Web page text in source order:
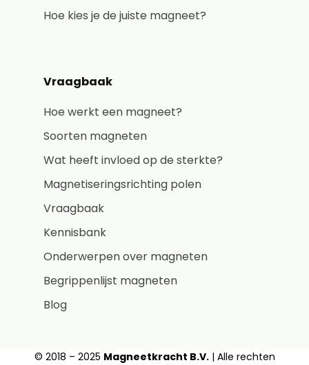
Hoe kies je de juiste magneet?
Vraagbaak
Hoe werkt een magneet?
Soorten magneten
Wat heeft invloed op de sterkte?
Magnetiseringsrichting polen
Vraagbaak
Kennisbank
Onderwerpen over magneten
Begrippenlijst magneten
Blog
© 2018 – 2025 Magneetkracht B.V.| Alle rechten